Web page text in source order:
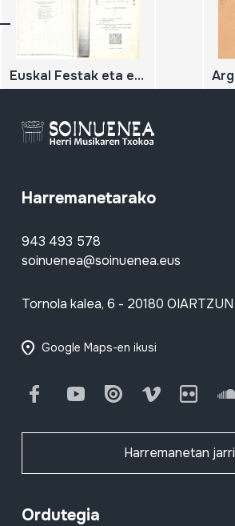
Euskal Festak eta euskal kultura
Harremanetarako
943 493 578
soinuenea@soinuenea.eus
Tornola kalea, 6 - 20180 OIARTZUN
Google Maps-en ikusi
FacebookYoutube Issuu Vimeo Flickr
Harremanetan jarri
Ordutegia